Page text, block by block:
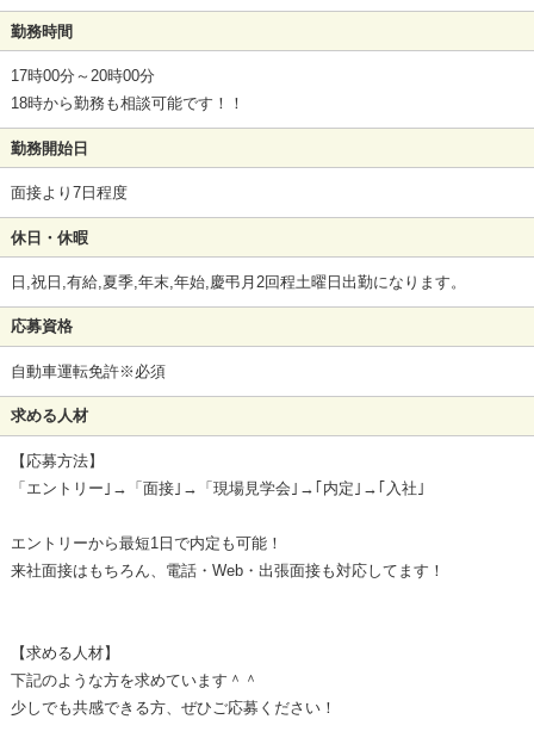
勤務時間
17時00分～20時00分
18時から勤務も相談可能です！！
勤務開始日
面接より7日程度
休日・休暇
日,祝日,有給,夏季,年末,年始,慶弔月2回程土曜日出勤になります。
応募資格
自動車運転免許※必須
求める人材
【応募方法】
「エントリー｣→「面接｣→「現場見学会｣→｢内定｣→｢入社｣
エントリーから最短1日で内定も可能！
来社面接はもちろん、電話・Web・出張面接も対応してます！
【求める人材】
下記のような方を求めています＾＾
少しでも共感できる方、ぜひご応募ください！